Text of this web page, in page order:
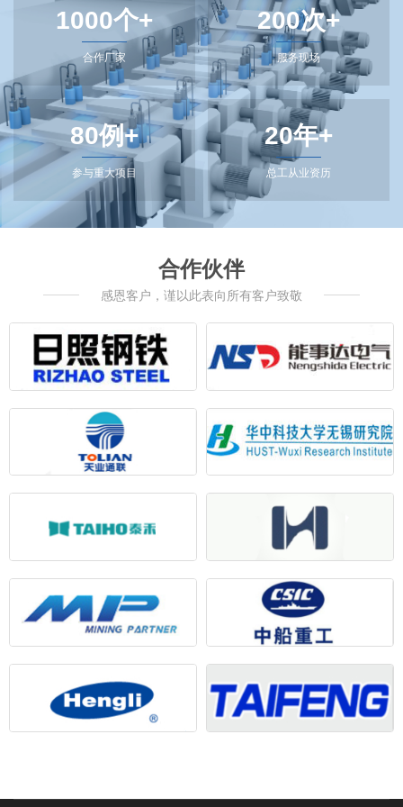
1000个+
合作厂家
200次+
服务现场
80例+
参与重大项目
20年+
总工从业资历
合作伙伴
感恩客户，谨以此表向所有客户致敬